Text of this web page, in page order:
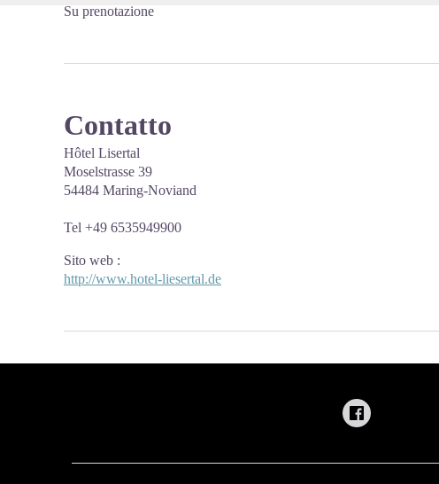
Su prenotazione
Contatto
Hôtel Lisertal
Moselstrasse 39
54484 Maring-Noviand
Tel +49 6535949900
Sito web :
http://www.hotel-liesertal.de